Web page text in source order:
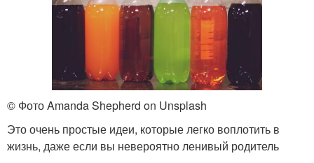
© Фото Amanda Shepherd on Unsplash
Это очень простые идеи, которые легко воплотить в
жизнь, даже если вы невероятно ленивый родитель